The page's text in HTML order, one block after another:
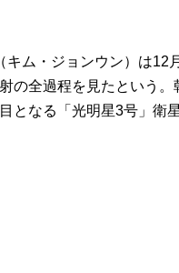
ム・ジョンウン）は12
の全過程を見たという
となる「光明星3号」衛